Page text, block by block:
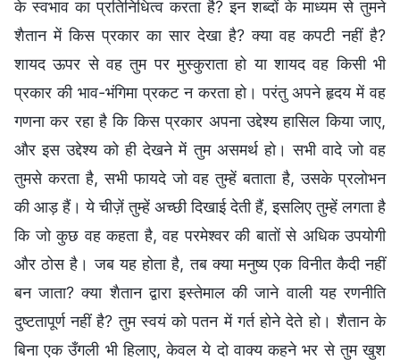
के स्वभाव का प्रतिनिधित्व करता है? इन शब्दों के माध्यम से तुमने
शैतान में किस प्रकार का सार देखा है? क्या वह कपटी नहीं है?
शायद ऊपर से वह तुम पर मुस्कुराता हो या शायद वह किसी भी
प्रकार की भाव-भंगिमा प्रकट न करता हो। परंतु अपने हृदय में वह
गणना कर रहा है कि किस प्रकार अपना उद्देश्य हासिल किया जाए,
और इस उद्देश्य को ही देखने में तुम असमर्थ हो। सभी वादे जो वह
तुमसे करता है, सभी फायदे जो वह तुम्हें बताता है, उसके प्रलोभन
की आड़ हैं। ये चीज़ें तुम्हें अच्छी दिखाई देती हैं, इसलिए तुम्हें लगता है
कि जो कुछ वह कहता है, वह परमेश्वर की बातों से अधिक उपयोगी
और ठोस है। जब यह होता है, तब क्या मनुष्य एक विनीत कैदी नहीं
बन जाता? क्या शैतान द्वारा इस्तेमाल की जाने वाली यह रणनीति
दुष्टतापूर्ण नहीं है? तुम स्वयं को पतन में गर्त होने देते हो। शैतान के
बिना एक उँगली भी हिलाए, केवल ये दो वाक्य कहने भर से तुम खुश